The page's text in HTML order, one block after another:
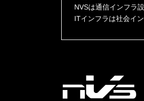
NVSは通信インフラ
ITインフラは社会イ